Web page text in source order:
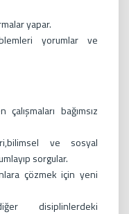
yapar.
yorumlar ve
bağımsız
ve sosyal
sorgular.
çözmek için yeni
disiplinlerdeki